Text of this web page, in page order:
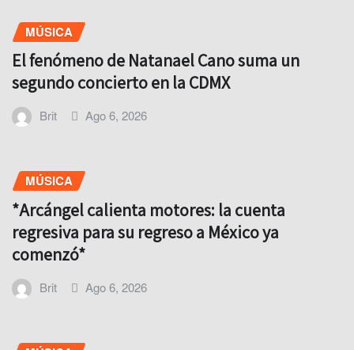
MÚSICA
El fenómeno de Natanael Cano suma un
segundo concierto en la CDMX
Brit Ago 6, 2026
MÚSICA
*Arcángel calienta motores: la cuenta
regresiva para su regreso a México ya
comenzó*
Brit Ago 6, 2026